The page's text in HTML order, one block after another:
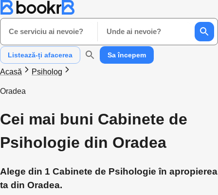
Ce serviciu ai nevoie? Unde ai nevoie?
Listează-ți afacerea Sa începem
Acasă Psiholog
Oradea
Cei mai buni Cabinete de
Psihologie din Oradea
Alege din 1 Cabinete de Psihologie în apropierea
ta din Oradea.